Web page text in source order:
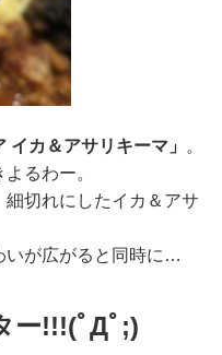
イカ＆アサリキーマ」
。
るわー。
切れにしたイカ＆アサ
いが広がると同時に…
ー!!!(ﾟДﾟ;)